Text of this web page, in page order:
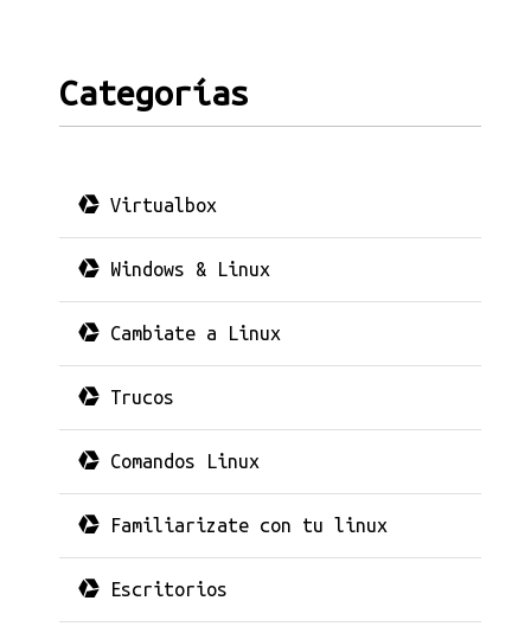
Categorías
Virtualbox
Windows & Linux
Cambiate a Linux
Trucos
Comandos Linux
Familiarizate con tu linux
Escritorios